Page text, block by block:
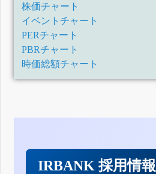
株価チャート
イベントチャート
PERチャート
PBRチャート
時価総額チャート
IRBANK 採用情報